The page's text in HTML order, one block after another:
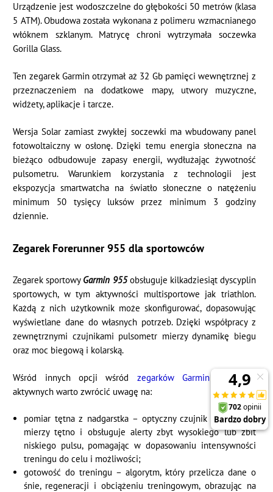
Urządzenie jest wodoszczelne do głębokości 50 metrów (klasa
5 ATM). Obudowa została wykonana z polimeru wzmacnianego
włóknem szklanym. Matrycę chroni wytrzymała soczewka
Gorilla Glass.
Ten zegarek Garmin otrzymał aż 32 Gb pamięci wewnętrznej z
przeznaczeniem na dodatkowe mapy, utwory muzyczne,
widżety, aplikacje i tarcze.
Wersja Solar zamiast zwykłej soczewki ma wbudowany panel
fotowoltaiczny w osłonę. Dzięki temu energia słoneczna na
bieżąco odbudowuje zapasy energii, wydłużając żywotność
pulsometru. Warunkiem korzystania z technologii jest
ekspozycja smartwatcha na światło słoneczne o natężeniu
minimum 50 tysięcy luksów przez minimum 3 godziny
dziennie.
Zegarek Forerunner 955 dla sportowców
Zegarek sportowy Garmin 955obsługuje kilkadziesiąt dyscyplin
sportowych, w tym aktywności multisportowe jak triathlon.
Każdą z nich użytkownik może skonfigurować, dopasowując
wyświetlane dane do własnych potrzeb. Dzięki współpracy z
zewnętrznymi czujnikami pulsometr mierzy dynamikę biegu
oraz moc biegową i kolarską.
Wśród innych opcji wśród zegarków Garmin dla osób
aktywnych warto zwrócić uwagę na:
pomiar tętna z nadgarstka – optyczny czujnik Elevate 4.0
mierzy tętno i obsługuje alerty zbyt wysokiego lub zbit
niskiego pulsu, pomagając w dopasowaniu intensywności
treningu do celu i możliwości;
gotowość do treningu – algorytm, który przelicza dane o
śnie, regeneracji i obciążeniu treningowym, obrazując na